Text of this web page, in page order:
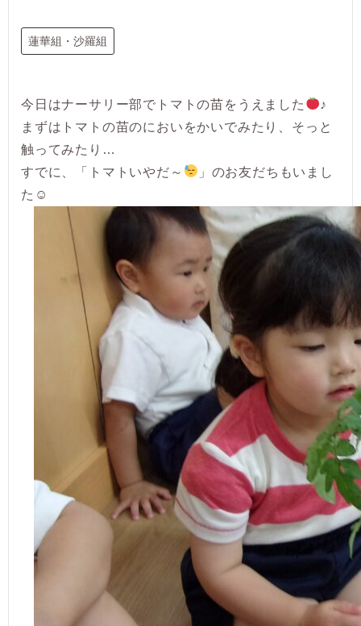
蓮華組・沙羅組
今日はナーサリー部でトマトの苗をうえました
♪
まずはトマトの苗のにおいをかいでみたり、そっと
触ってみたり…
すでに、「トマトいやだ～
」のお友だちもいまし
た☺